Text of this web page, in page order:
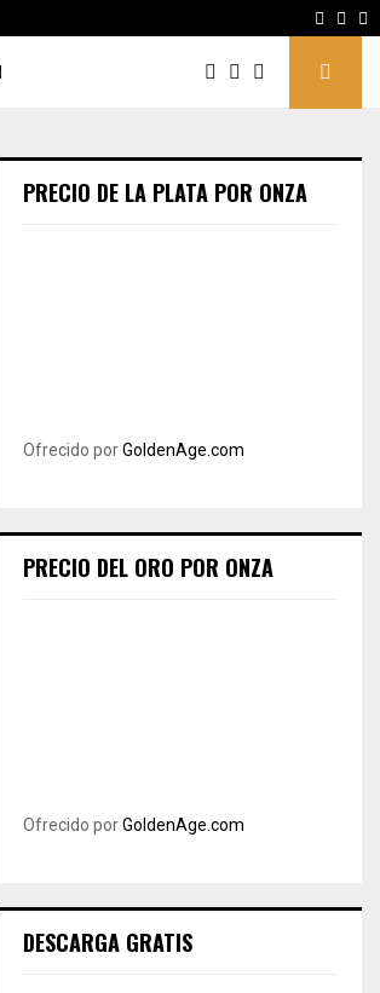
PRECIO DE LA PLATA POR ONZA
Ofrecido porGoldenAge.com
PRECIO DEL ORO POR ONZA
Ofrecido porGoldenAge.com
DESCARGA GRATIS